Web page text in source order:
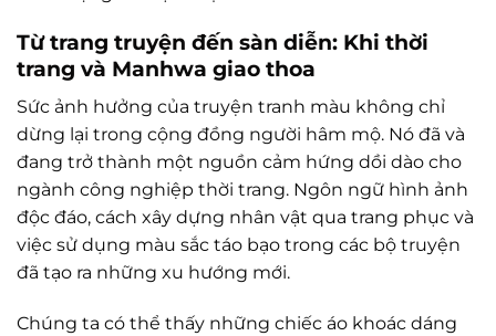
Từ trang truyện đến sàn diễn: Khi thời
trang và Manhwa giao thoa
Sức ảnh hưởng của truyện tranh màu không chỉ
dừng lại trong cộng đồng người hâm mộ. Nó đã và
đang trở thành một nguồn cảm hứng dồi dào cho
ngành công nghiệp thời trang. Ngôn ngữ hình ảnh
độc đáo, cách xây dựng nhân vật qua trang phục và
việc sử dụng màu sắc táo bạo trong các bộ truyện
đã tạo ra những xu hướng mới.
Chúng ta có thể thấy những chiếc áo khoác dáng